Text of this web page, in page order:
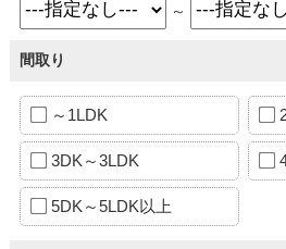
～
間取り
～1LDK
3DK～3LDK
5DK～5LDK以上